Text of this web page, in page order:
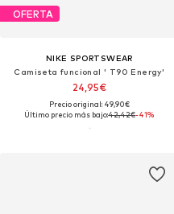
OFERTA
NIKE SPORTSWEAR
Camiseta funcional ' T90 Energy'
24,95€
Precio original: 49,90€
Último precio más bajo:42,42€-41%